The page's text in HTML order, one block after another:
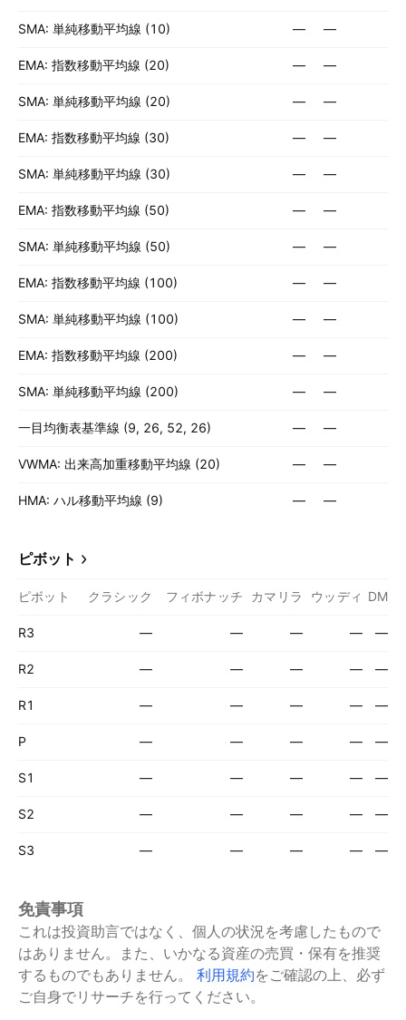
SMA: 単純移動平均線 (10) — —
EMA: 指数移動平均線 (20) — —
SMA: 単純移動平均線 (20) — —
EMA: 指数移動平均線 (30) — —
SMA: 単純移動平均線 (30) — —
EMA: 指数移動平均線 (50) — —
SMA: 単純移動平均線 (50) — —
EMA: 指数移動平均線 (100) — —
SMA: 単純移動平均線 (100) — —
EMA: 指数移動平均線 (200) — —
SMA: 単純移動平均線 (200) — —
一目均衡表基準線 (9, 26, 52, 26) — —
VWMA: 出来高加重移動平均線 (20) — —
HMA: ハル移動平均線 (9) — —
ピボット
ピボット クラシック フィボナッチ カマリラ ウッディ DM
R3 — — — — —
R2 — — — — —
R1 — — — — —
P — — — — —
S1 — — — — —
S2 — — — — —
S3 — — — — —
免責事項
これは投資助言ではなく、個人の状況を考慮したもので
はありません。また、いかなる資産の売買・保有を推奨
するものでもありません。
利用規約をご確認の上、必ず
ご自身でリサーチを行ってください。